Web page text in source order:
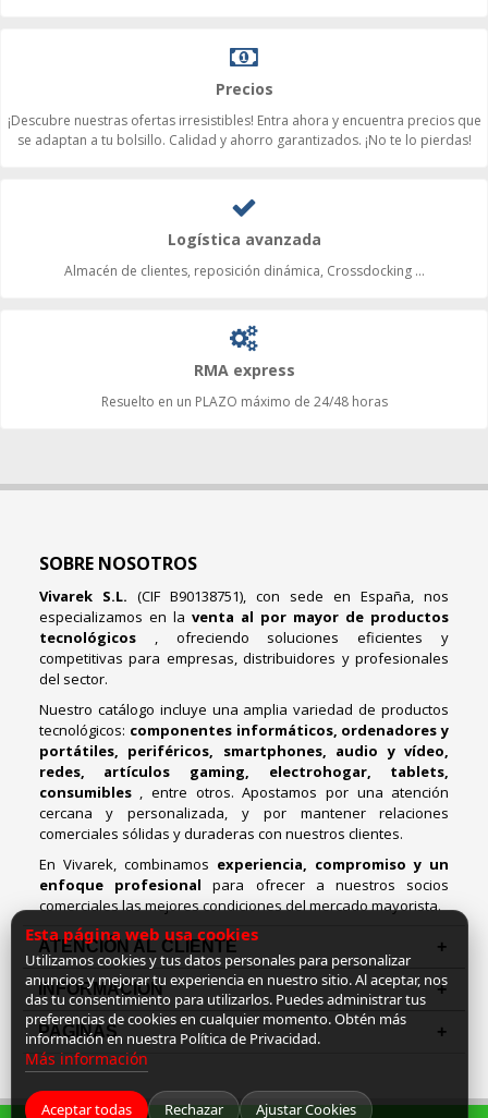
Precios
¡Descubre nuestras ofertas irresistibles! Entra ahora y encuentra precios que
se adaptan a tu bolsillo. Calidad y ahorro garantizados. ¡No te lo pierdas!
Logística avanzada
Almacén de clientes, reposición dinámica, Crossdocking ...
RMA express
Resuelto en un PLAZO máximo de 24/48 horas
SOBRE NOSOTROS
Vivarek S.L. (CIF B90138751), con sede en España, nos
especializamos en la venta al por mayor de productos
tecnológicos , ofreciendo soluciones eficientes y
competitivas para empresas, distribuidores y profesionales
del sector.
Nuestro catálogo incluye una amplia variedad de productos
tecnológicos: componentes informáticos, ordenadores y
portátiles, periféricos, smartphones, audio y vídeo,
redes, artículos gaming, electrohogar, tablets,
consumibles , entre otros. Apostamos por una atención
cercana y personalizada, y por mantener relaciones
comerciales sólidas y duraderas con nuestros clientes.
En Vivarek, combinamos experiencia, compromiso y un
enfoque profesionalpara ofrecer a nuestros socios
comerciales las mejores condiciones del mercado mayorista.
ATENCIÓN AL CLIENTE
INFORMACION
PAGINAS
Esta página web usa cookies
Utilizamos cookies y tus datos personales para personalizar
anuncios y mejorar tu experiencia en nuestro sitio. Al aceptar, nos
das tu consentimiento para utilizarlos. Puedes administrar tus
preferencias de cookies en cualquier momento. Obtén más
información en nuestra Política de Privacidad.
Más información
Aceptar todas Rechazar Ajustar Cookies